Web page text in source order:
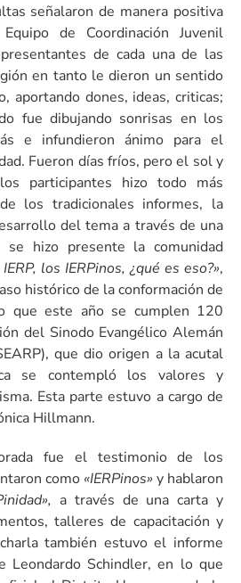
señalaron de manera positiva
de Coordinación Juvenil
de cada una de las
en tanto le dieron un sentido
aportando dones, ideas, criticas;
fue dibujando sonrisas en los
e infundieron ánimo para el
Fueron días fríos, pero el sol y
participantes hizo todo más
los tradicionales informes, la
del tema a través de una
se hizo presente la comunidad
IERP, los IERPinos, ¿qué es eso?»,
histórico de la conformación de
que este año se cumplen 120
del Sinodo Evangélico Alemán
que dio origen a la acutal
se contempló los valores y
Esta parte estuvo a cargo de
Hillmann.
fue el testimonio de los
como «IERPinos»y hablaron
a través de una carta y
talleres de capacitación y
también estuvo el informe
Leondardo Schindler, en lo que